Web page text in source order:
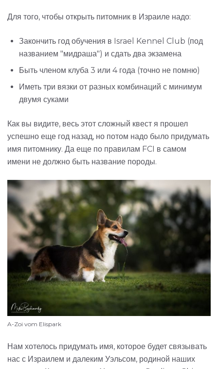
Для того, чтобы открыть питомник в Израиле надо:
Закончить год обучения в Israel Kennel Club (под
названием "мидраша") и сдать два экзамена
Быть членом клуба 3 или 4 года (точно не помню)
Иметь три вязки от разных комбинаций с минимум
двумя суками
Как вы видите, весь этот сложный квест я прошел
успешно еще год назад, но потом надо было придумать
имя питомнику. Да еще по правилам FCI в самом
имени не должно быть название породы.
A-Zoi vom Elispark
Нам хотелось придумать имя, которое будет связывать
нас с Израилем и далеким Уэльсом, родиной наших